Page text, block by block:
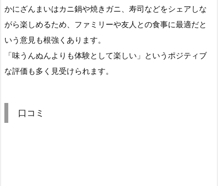
かにざんまいはカニ鍋や焼きガニ、寿司などをシェアしな
がら楽しめるため、ファミリーや友人との食事に最適だと
いう意見も根強くあります。
「味うんぬんよりも体験として楽しい」というポジティブ
な評価も多く見受けられます。
口コミ